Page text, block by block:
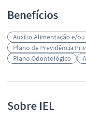
Benefícios
Auxílio Alimentação e/ou
Plano de Previdência
Plano Odontológico
Sobre IEL